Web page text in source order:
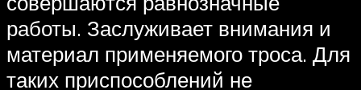
работы. Заслуживает внимания и
материал применяемого троса. Для
таких приспособлений не